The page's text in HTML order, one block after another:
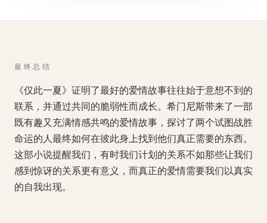
最终总结
《仅此一夏》证明了最好的爱情故事往往始于意想不到的
联系，并通过共同的脆弱性而成长。希门尼斯带来了一部
既有趣又充满情感共鸣的爱情故事，探讨了两个试图战胜
命运的人最终如何在彼此身上找到他们真正需要的东西。
这部小说提醒我们，有时我们计划的关系不如那些让我们
感到惊讶的关系更有意义，而真正的爱情需要我们以真实
的自我出现。